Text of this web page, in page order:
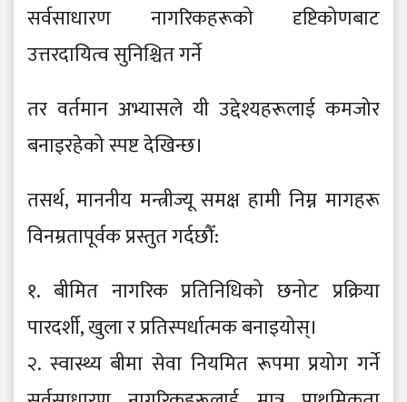
सर्वसाधारण नागरिकहरूको दृष्टिकोणबाट
उत्तरदायित्व सुनिश्चित गर्ने
तर वर्तमान अभ्यासले यी उद्देश्यहरूलाई कमजोर
बनाइरहेको स्पष्ट देखिन्छ।
तसर्थ, माननीय मन्त्रीज्यू समक्ष हामी निम्न मागहरू
विनम्रतापूर्वक प्रस्तुत गर्दछौँ:
१. बीमित नागरिक प्रतिनिधिको छनोट प्रक्रिया
पारदर्शी, खुला र प्रतिस्पर्धात्मक बनाइयोस्।
२. स्वास्थ्य बीमा सेवा नियमित रूपमा प्रयोग गर्ने